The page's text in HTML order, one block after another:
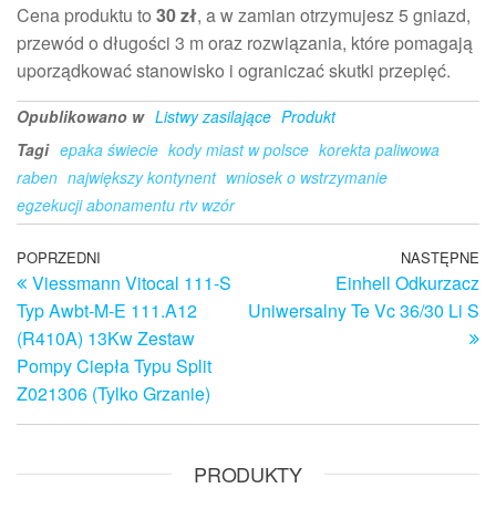
Cena produktu to 30 zł, a w zamian otrzymujesz 5 gniazd,
przewód o długości 3 m oraz rozwiązania, które pomagają
uporządkować stanowisko i ograniczać skutki przepięć.
Opublikowano w Listwy zasilające Produkt
Tagi epaka świecie kody miast w polsce korekta paliwowa
raben największy kontynent wniosek o wstrzymanie
egzekucji abonamentu rtv wzór
Nawigacja
wpisu
Poprzedni
wpis
POPRZEDNI
Viessmann Vitocal 111-S
Typ Awbt-M-E 111.A12
(R410A) 13Kw Zestaw
Pompy Ciepła Typu Split
Z021306 (Tylko Grzanie)
NASTĘPNE
Einhell Odkurzacz
Uniwersalny Te Vc 36/30 Li S
PRODUKTY